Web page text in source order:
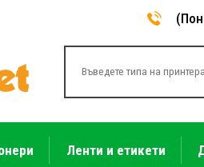
Ленти и етикети